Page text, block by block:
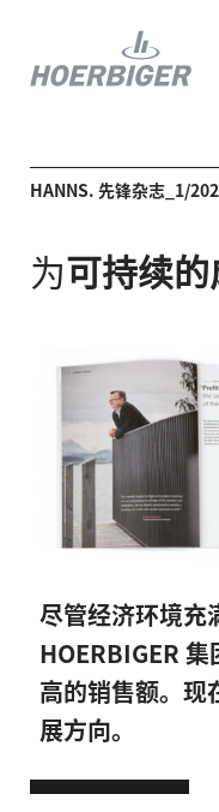
HANNS. 先锋杂志_1/
为可持续
尽管经济环境充
HOERBIGER
高的销售额。现
展方向。